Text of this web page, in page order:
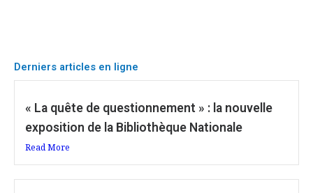
Derniers articles en ligne
« La quête de questionnement » : la nouvelle
exposition de la Bibliothèque Nationale
Read More